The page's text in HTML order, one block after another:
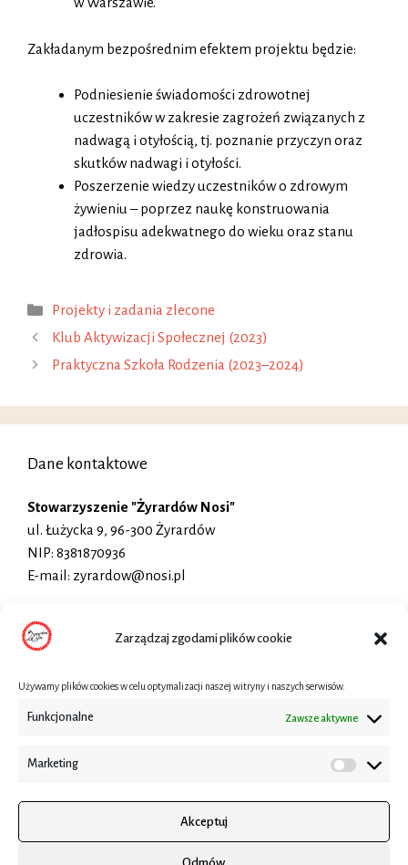
Zarządzaj zgodami plików cookie
Używamy plików cookies w celu optymalizacji naszej witryny i naszych serwisów.
Funkcjonalne Zawsze aktywne
Marketing
Akceptuj
Odmów
Zakładanym bezpośrednim efektem projektu będzie:
Podniesienie świadomości zdrowotnej
uczestników w zakresie zagrożeń związanych z
nadwagą i otyłością, tj. poznanie przyczyn oraz
skutków nadwagi i otyłości.
Poszerzenie wiedzy uczestników o zdrowym
żywieniu – poprzez naukę konstruowania
jadłospisu adekwatnego do wieku oraz stanu
zdrowia.
Kategorie
Projekty i zadania zlecone
Klub Aktywizacji Społecznej (2023)
Praktyczna Szkoła Rodzenia (2023–2024)
Dane kontaktowe
Stowarzyszenie "Żyrardów Nosi"
ul. Łużycka 9, 96-300 Żyrardów
NIP: 8381870936
E-mail: zyrardow@nosi.pl